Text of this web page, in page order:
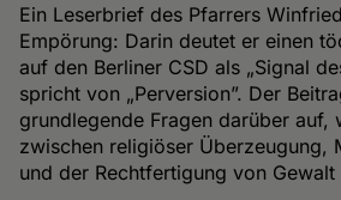
Ein Leserbrief des Pfarrers
Empörung: Darin deutet er einen
auf den Berliner CSD als „Signal
spricht von „Perversion”. Der
grundlegende Fragen darüber auf,
zwischen religiöser Überzeugung,
und der Rechtfertigung von Gewalt